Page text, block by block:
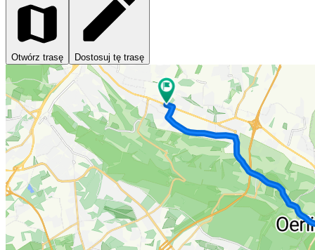
Otwórz trasę Dostosuj tę trasę